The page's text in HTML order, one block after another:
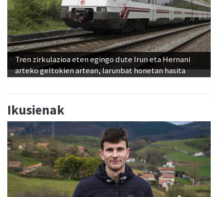
Tren zirkulazioa eten egingo dute Irun eta Hernani
arteko geltokien artean, larunbat honetan hasita
Ikusienak